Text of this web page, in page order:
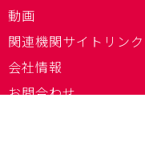
動画
関連機関サイトリンク
会社情報
お問合わせ